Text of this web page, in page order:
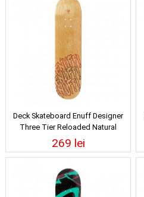
Deck Skateboard Enuff Designer
Three Tier Reloaded Natural
8.25inch
269 lei